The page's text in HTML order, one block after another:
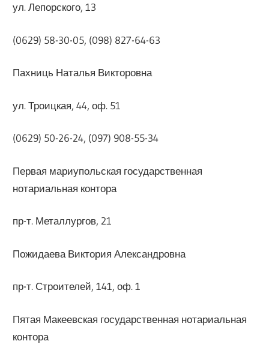
ул. Лепорского, 13
(0629) 58-30-05, (098) 827-64-63
Пахниць Наталья Викторовна
ул. Троицкая, 44, оф. 51
(0629) 50-26-24, (097) 908-55-34
Первая мариупольская государственная
нотариальная контора
пр-т. Металлургов, 21
Пожидаева Виктория Александровна
пр-т. Строителей, 141, оф. 1
Пятая Макеевская государственная нотариальная
контора